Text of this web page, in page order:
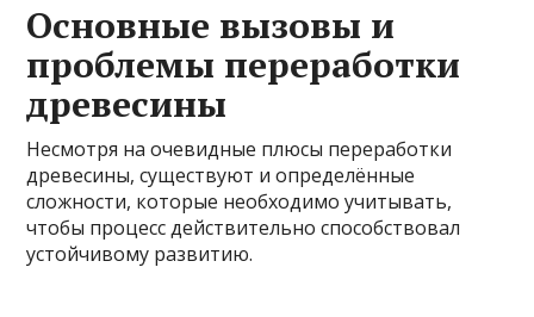
Основные вызовы и
проблемы переработки
древесины
Несмотря на очевидные плюсы переработки
древесины, существуют и определённые
сложности, которые необходимо учитывать,
чтобы процесс действительно способствовал
устойчивому развитию.